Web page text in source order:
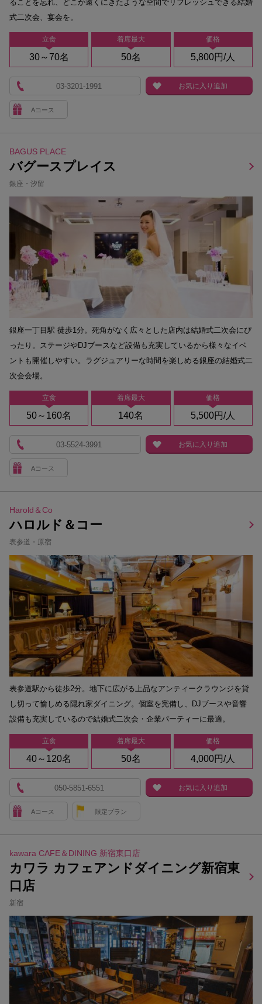
立食
30～70名
着席最大
50名
価格
5,800円/人
ることを忘れ、どこか遠くにきたような空間でリフレッシュできる結婚
式二次会、宴会を。
Aコース
03-3201-1991 お気に入り追加
BAGUS PLACE
バグースプレイス
銀座・汐留
立食
50～160名
着席最大
140名
価格
5,500円/人
銀座一丁目駅 徒歩1分。死角がなく広々とした店内は結婚式二次会にぴ
ったり。ステージやDJブースなど設備も充実しているから様々なイベ
ントも開催しやすい。ラグジュアリーな時間を楽しめる銀座の結婚式二
次会会場。
Aコース
03-5524-3991 お気に入り追加
Harold＆Co
ハロルド＆コー
表参道・原宿
立食
40～120名
着席最大
50名
価格
4,000円/人
表参道駅から徒歩2分。地下に広がる上品なアンティークラウンジを貸
し切って愉しめる隠れ家ダイニング。個室を完備し、DJブースや音響
設備も充実しているので結婚式二次会・企業パーティーに最適。
Aコース 限定プラン
050-5851-6551 お気に入り追加
kawara CAFE＆DINING 新宿東口店
カワラ カフェアンドダイニング新宿東
口店
新宿